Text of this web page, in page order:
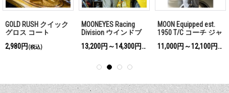
GOLD RUSH クイック
グロス コート
2,980円 (税込)
MOONEYES Racing
Division ウインドブ
レーカー
13,200円～14,300円
(税込)
MOON Equipped est.
1950 T/C コーチ ジャ
ケット
11,000円～12,100円
(税